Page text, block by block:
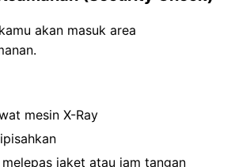
akan masuk area
mesin X-Ray
jaket atau jam tangan